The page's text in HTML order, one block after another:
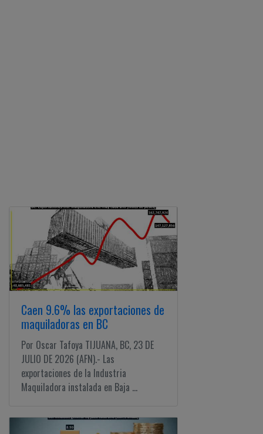
Caen 9.6% las exportaciones de
maquiladoras en BC
Por Oscar Tafoya TIJUANA, BC, 23 DE
JULIO DE 2026 (AFN).- Las
exportaciones de la Industria
Maquiladora instalada en Baja ...